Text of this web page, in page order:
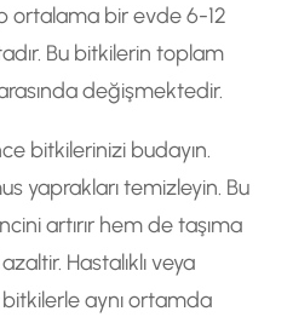
ortalama bir evde 6-12
Bu bitkilerin toplam
değişmektedir.
bitkilerinizi budayın.
yaprakları temizleyin. Bu
artırır hem de taşıma
Hastalıklı veya
aynı ortamda